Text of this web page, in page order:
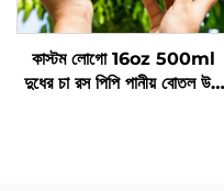
কাস্টম লোগো 16oz 500ml
দুধের চা রস পিপি পানীয় বোতল উচ্চ